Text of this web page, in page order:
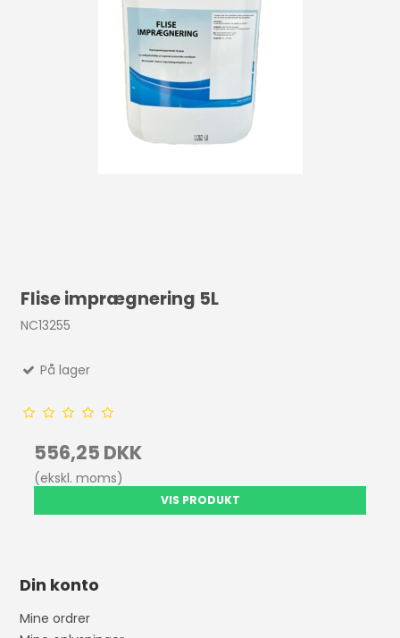
Flise imprægnering 5L
NC13255
På lager
556,25 DKK
(ekskl. moms)
VIS PRODUKT
Din konto
Mine ordrer